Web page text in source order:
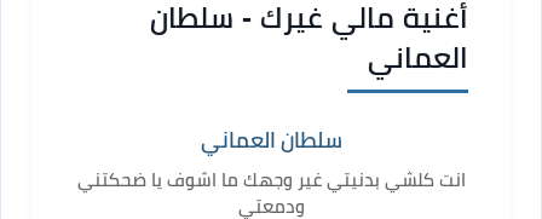
أغنية مالي غيرك - سلطان
العماني
سلطان العماني
انت كلشي بدنيتي غير وجهك ما اشوف يا ضحكتني
ودمعتي